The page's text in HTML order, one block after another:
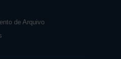
de Arquivo